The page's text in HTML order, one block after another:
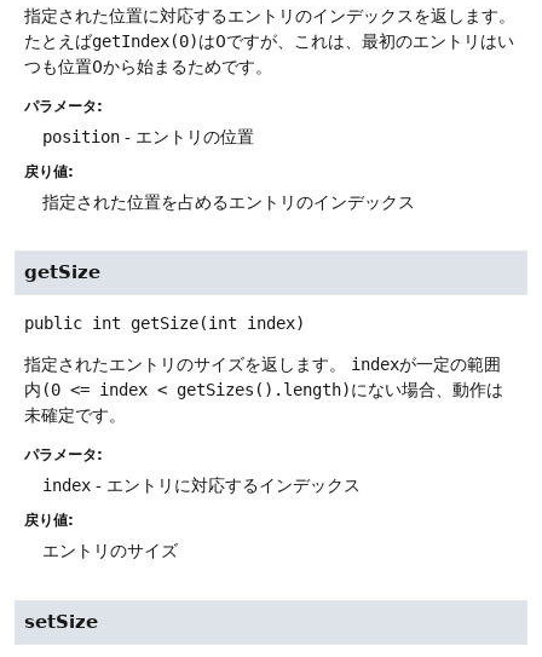
指定された位置に対応するエントリのインデックスを返します。
たとえばgetIndex(0)は0ですが、これは、最初のエントリはい
つも位置0から始まるためです。
パラメータ:
position - エントリの位置
戻り値:
指定された位置を占めるエントリのインデックス
getSize
public int getSize(int index)
指定されたエントリのサイズを返します。 indexが一定の範囲
内 (0 <= index < getSizes().length)にない場合、動作は
未確定です。
パラメータ:
index - エントリに対応するインデックス
戻り値:
エントリのサイズ
setSize